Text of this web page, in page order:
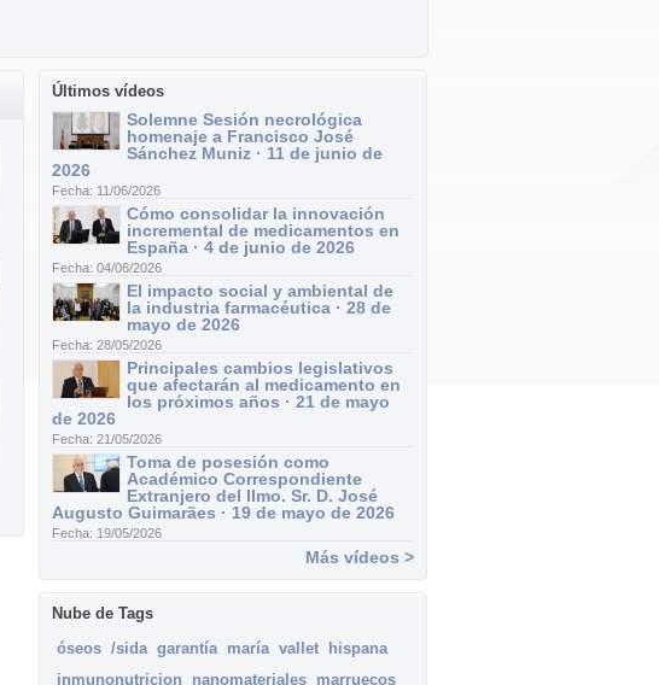
Últimos vídeos
Solemne Sesión necrológica
homenaje a Francisco José
Sánchez Muniz · 11 de junio de
2026
Fecha: 11/06/2026
Cómo consolidar la innovación
incremental de medicamentos en
España · 4 de junio de 2026
Fecha: 04/06/2026
El impacto social y ambiental de
la industria farmacéutica · 28 de
mayo de 2026
Fecha: 28/05/2026
Principales cambios legislativos
que afectarán al medicamento en
los próximos años · 21 de mayo
de 2026
Fecha: 21/05/2026
Toma de posesión como
Académico Correspondiente
Extranjero del Ilmo. Sr. D. José
Augusto Guimarães · 19 de mayo de 2026
Fecha: 19/05/2026
Más vídeos >
Nube de Tags
óseos /sida garantía maría vallet
hispana
inmunonutricion
nanomateriales marruecos